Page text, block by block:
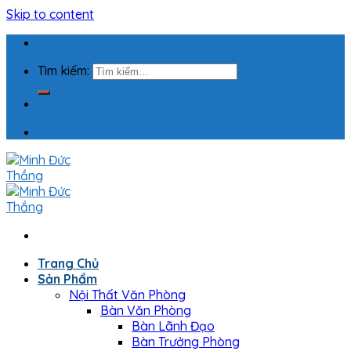
Skip to content
Tìm kiếm:
Trang Chủ
Sản Phẩm
Nội Thất Văn Phòng
Bàn Văn Phòng
Bàn Lãnh Đạo
Bàn Trưởng Phòng